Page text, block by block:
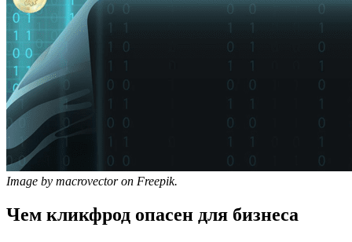
Image by macrovector on Freepik.
Чем кликфрод опасен для бизнеса